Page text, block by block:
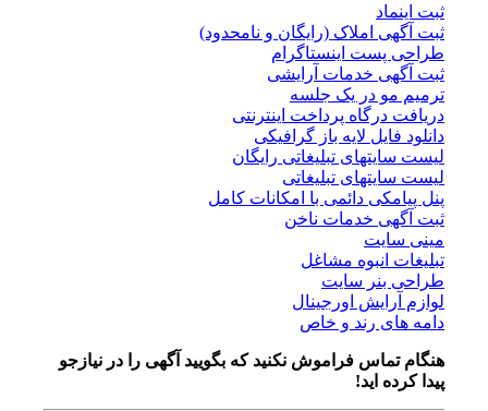
ثبت اینماد
ثبت آگهی املاک (رایگان و نامحدود)
طراحی پست اینستاگرام
ثبت آگهی خدمات آرایشی
ترمیم مو در یک جلسه
دریافت درگاه پرداخت اینترنتی
دانلود فایل لایه باز گرافیکی
لیست سایتهای تبلیغاتی رایگان
لیست سایتهای تبلیغاتی
پنل پیامکی دائمی با امکانات کامل
ثبت آگهی خدمات ناخن
مینی سایت
تبلیغات انبوه مشاغل
طراحی بنر سایت
لوازم آرایش اورجینال
دامه های رند و خاص
هنگام تماس فراموش نکنید که بگویید آگهی را در نیازجو
پیدا کرده اید!